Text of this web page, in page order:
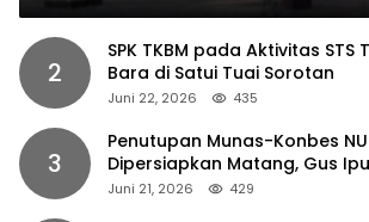
2
SPK TKBM pada Aktivitas STS
Bara di Satui Tuai Sorotan
Juni 22, 2026 435
3
Penutupan Munas-Konbes
Dipersiapkan Matang, Gus
Juni 21, 2026 429